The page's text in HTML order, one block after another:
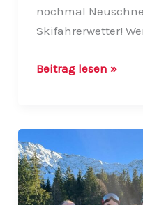
nochmal
Skifahrerwetter!
Letzte
Partyausfahrt
nach
Ischgl!
Beitrag lesen »